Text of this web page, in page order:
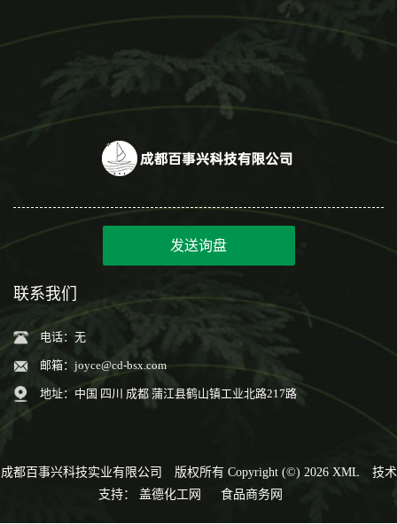
发送询盘
联系我们
电话：无
邮箱： joyce@cd-bsx.com
地址：中国 四川 成都 蒲江县鹤山镇工业北路217路
成都百事兴科技实业有限公司 版权所有 Copyright (©) 2026 XML
技术
支持： 盖德化工网 食品商务网